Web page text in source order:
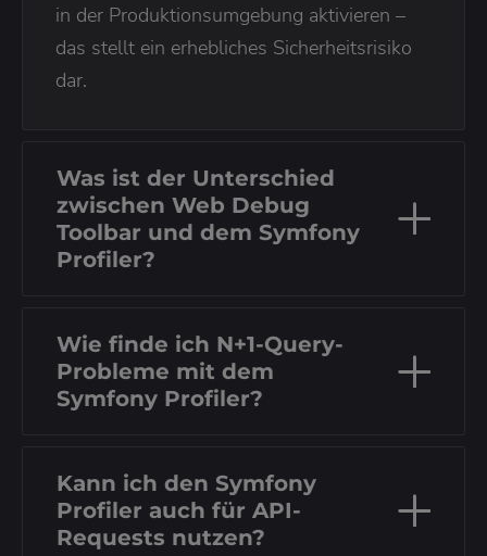
in der Produktionsumgebung aktivieren –
das stellt ein erhebliches Sicherheitsrisiko
dar.
Was ist der Unterschied
zwischen Web Debug
Toolbar und dem Symfony
Profiler?
Wie finde ich N+1-Query-
Probleme mit dem
Symfony Profiler?
Kann ich den Symfony
Profiler auch für API-
Requests nutzen?